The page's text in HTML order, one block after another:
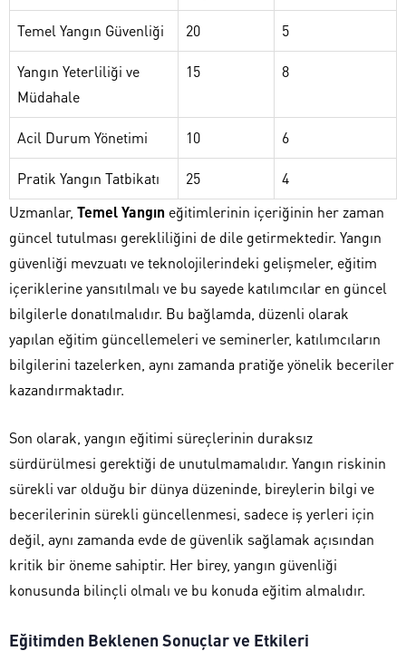
Temel Yangın Güvenliği 20 5
Yangın Yeterliliği ve
Müdahale
15 8
Acil Durum Yönetimi 10 6
Pratik Yangın Tatbikatı 25
4
Uzmanlar, Temel Yangın eğitimlerinin içeriğinin her zaman
güncel tutulması gerekliliğini de dile getirmektedir. Yangın
güvenliği mevzuatı ve teknolojilerindeki gelişmeler, eğitim
içeriklerine yansıtılmalı ve bu sayede katılımcılar en güncel
bilgilerle donatılmalıdır. Bu bağlamda, düzenli olarak
yapılan eğitim güncellemeleri ve seminerler, katılımcıların
bilgilerini tazelerken, aynı zamanda pratiğe yönelik beceriler
kazandırmaktadır.
Son olarak, yangın eğitimi süreçlerinin duraksız
sürdürülmesi gerektiği de unutulmamalıdır. Yangın riskinin
sürekli var olduğu bir dünya düzeninde, bireylerin bilgi ve
becerilerinin sürekli güncellenmesi, sadece iş yerleri için
değil, aynı zamanda evde de güvenlik sağlamak açısından
kritik bir öneme sahiptir. Her birey, yangın güvenliği
konusunda bilinçli olmalı ve bu konuda eğitim almalıdır.
Eğitimden Beklenen Sonuçlar ve Etkileri